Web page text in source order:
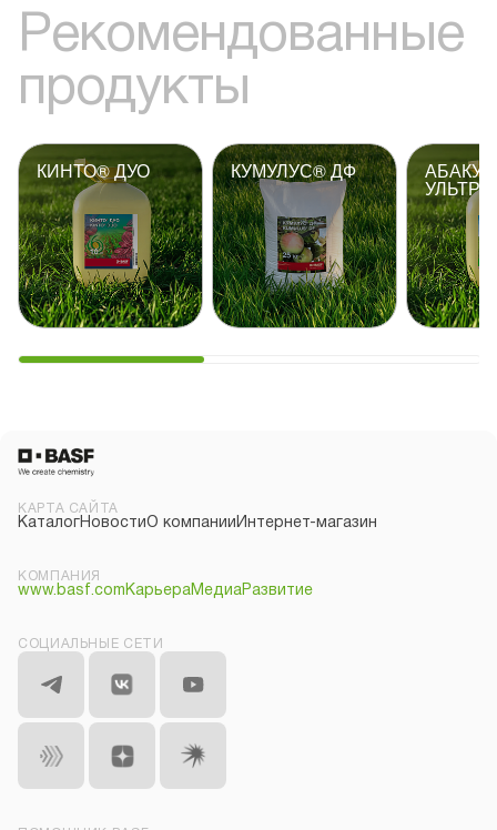
Рекомендованные
продукты
КИНТО® ДУО КУМУЛУС® ДФ
УЛЬТРА
КАРТА САЙТА
КаталогНовостиО компании Интернет-магазин
КОМПАНИЯ
www.basf.com КарьераМедиаРазвитие
СОЦИАЛЬНЫЕ СЕТИ